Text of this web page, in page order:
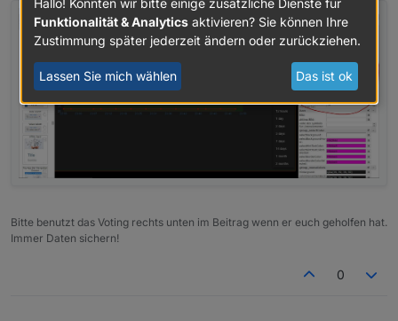
Bitte benutzt das Voting rechts unten im Beitrag wenn er euch geholfen hat.
Immer Daten sichern!
0
Funktionalität & Analytics aktivieren? Sie können Ihre
Zustimmung später jederzeit ändern oder zurückziehen.
Lassen Sie mich wählen Das ist ok